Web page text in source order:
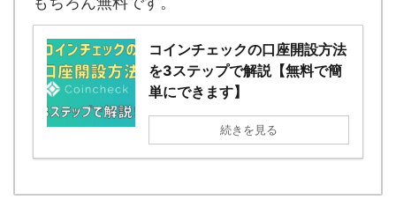
コインチェックの口座開設方法
を3ステップで解説【無料で簡
単にできます】
続きを見る